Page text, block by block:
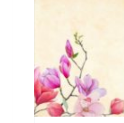
sorter och namn är
palettblad ett livligt och
vackert inslag i trädgår...